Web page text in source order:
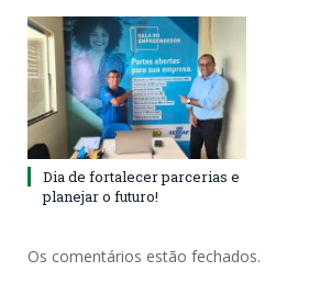
Dia de fortalecer parcerias e
planejar o futuro!
Os comentários estão fechados.